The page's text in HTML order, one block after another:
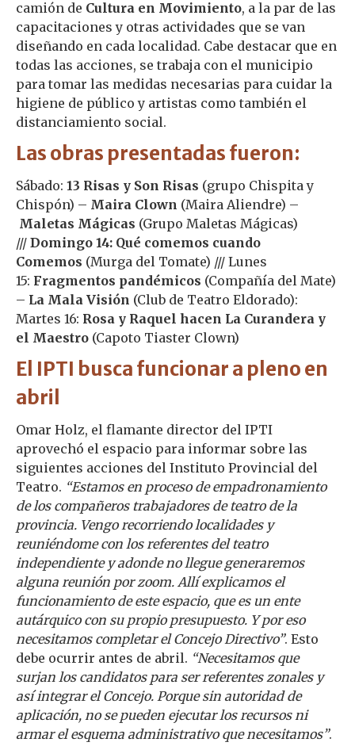
camión de Cultura en Movimiento, a la par de las
capacitaciones y otras actividades que se van
diseñando en cada localidad. Cabe destacar que en
todas las acciones, se trabaja con el municipio
para tomar las medidas necesarias para cuidar la
higiene de público y artistas como también el
distanciamiento social.
Las obras presentadas fueron:
Sábado: 13 Risas y Son Risas (grupo Chispita y
Chispón) – Maira Clown (Maira Aliendre) –
Maletas Mágicas (Grupo Maletas Mágicas)
/// Domingo 14: Qué comemos cuando
Comemos (Murga del Tomate) /// Lunes
15: Fragmentos pandémicos (Compañía del Mate)
– La Mala Visión (Club de Teatro Eldorado):
Martes 16: Rosa y Raquel hacen La Curandera y
el Maestro (Capoto Tiaster Clown)
El IPTI busca funcionar a pleno en
abril
Omar Holz, el flamante director del IPTI
aprovechó el espacio para informar sobre las
siguientes acciones del Instituto Provincial del
Teatro. “Estamos en proceso de empadronamiento
de los compañeros trabajadores de teatro de la
provincia. Vengo recorriendo localidades y
reuniéndome con los referentes del teatro
independiente y adonde no llegue generaremos
alguna reunión por zoom. Allí explicamos el
funcionamiento de este espacio, que es un ente
autárquico con su propio presupuesto. Y por eso
necesitamos completar el Concejo Directivo”. Esto
debe ocurrir antes de abril. “Necesitamos que
surjan los candidatos para ser referentes zonales y
así integrar el Concejo. Porque sin autoridad de
aplicación, no se pueden ejecutar los recursos ni
armar el esquema administrativo que necesitamos”.